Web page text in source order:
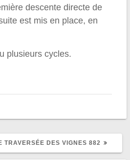
descente directe de
est mis en place, en
plusieurs cycles.
TRAVERSÉE DES VIGNES 882